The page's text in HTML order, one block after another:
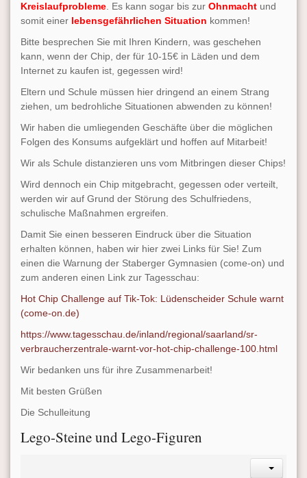
Kreislaufprobleme. Es kann sogar bis zur Ohnmacht und
somit einer lebensgefährlichen Situation kommen!
Bitte besprechen Sie mit Ihren Kindern, was geschehen
kann, wenn der Chip, der für 10-15€ in Läden und dem
Internet zu kaufen ist, gegessen wird!
Eltern und Schule müssen hier dringend an einem Strang
ziehen, um bedrohliche Situationen abwenden zu können!
Wir haben die umliegenden Geschäfte über die möglichen
Folgen des Konsums aufgeklärt und hoffen auf Mitarbeit!
Wir als Schule distanzieren uns vom Mitbringen dieser Chips!
Wird dennoch ein Chip mitgebracht, gegessen oder verteilt,
werden wir auf Grund der Störung des Schulfriedens,
schulische Maßnahmen ergreifen.
Damit Sie einen besseren Eindruck über die Situation
erhalten können, haben wir hier zwei Links für Sie! Zum
einen die Warnung der Staberger Gymnasien (come-on) und
zum anderen einen Link zur Tagesschau:
Hot Chip Challenge auf Tik-Tok: Lüdenscheider Schule warnt
(come-on.de)
https://www.tagesschau.de/inland/regional/saarland/sr-
verbraucherzentrale-warnt-vor-hot-chip-challenge-100.html
Wir bedanken uns für ihre Zusammenarbeit!
Mit besten Grüßen
Die Schulleitung
Lego-Steine und Lego-Figuren